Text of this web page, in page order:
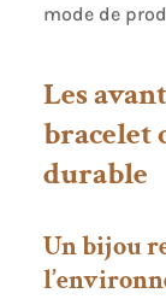
mode de
Les
bracelet
durable
Un bijou